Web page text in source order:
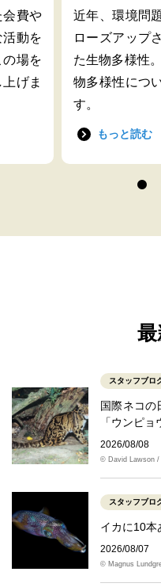
会費や
動を
場を
げま
近年、環境問
ローズアップ
た生物多様性
物多様性につ
す。
もっと読む
スタッフブロ
国際ネコの
「ウンピョ
2026/08/08
© David Lawson /
スタッフブロ
イカに10本
2026/08/07
© Magnus